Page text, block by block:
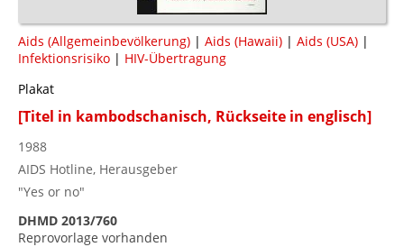
Aids (Allgemeinbevölkerung) | Aids (Hawaii) | Aids (USA) |
Infektionsrisiko | HIV-Übertragung
Plakat
[Titel in kambodschanisch, Rückseite in englisch]
1988
AIDS Hotline, Herausgeber
"Yes or no"
DHMD 2013/760
Reprovorlage vorhanden